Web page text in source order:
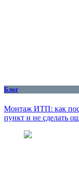
Блог
Монтаж ИТП: как
пункт и не сделать